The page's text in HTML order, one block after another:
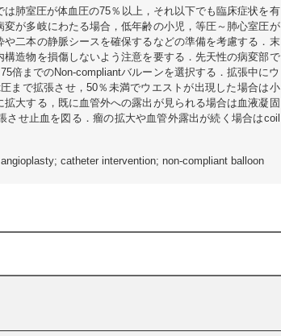
肺室圧が体血圧の75％以上，それ以下でも臨床症状を有
が多岐にわたる場合，低年齢の小児，等圧～肺心室圧が
二本の静脈シースを確保するなどの準備を考慮する．末
造物を損傷しないよう注意を要する．先天性の病変部で
倍までのNon-compliantバルーンを選択する．拡張中にウ
まで拡張させ，50％未満でウエストが出現した場合は小
大する，既に血管外への露出が見られる場合は血液凝固
せ止血を図る．瘤の拡大や血管外露出が続く場合はcoil
catheter intervention; non-compliant balloon